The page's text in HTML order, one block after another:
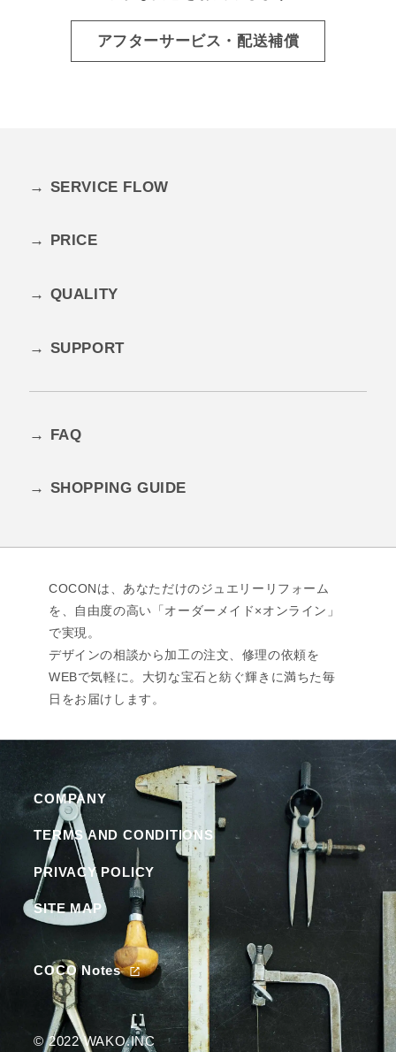
NEWS SHOPPING GUIDE COMPANY
COCO Notes
無料相談 LINEで相談
アフターサービス・配送補償
→ SERVICE FLOW
→ PRICE
→ QUALITY
→ SUPPORT
→ FAQ
→ SHOPPING GUIDE
COCONは、あなただけのジュエリーリフォーム
を、自由度の高い「オーダーメイド×オンライン」
で実現。
デザインの相談から加工の注文、修理の依頼を
WEBで気軽に。大切な宝石と紡ぐ輝きに満ちた毎
日をお届けします。
COMPANY
TERMS AND CONDITIONS
PRIVACY POLICY
SITE MAP
COCO Notes
© 2022 WAKO.INC